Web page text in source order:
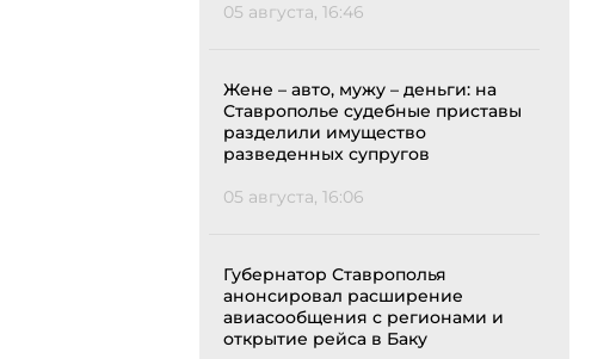
05 августа, 16:46
Жене – авто, мужу – деньги: на
Ставрополье судебные приставы
разделили имущество
разведенных супругов
05 августа, 16:06
Губернатор Ставрополья
анонсировал расширение
авиасообщения с регионами и
открытие рейса в Баку